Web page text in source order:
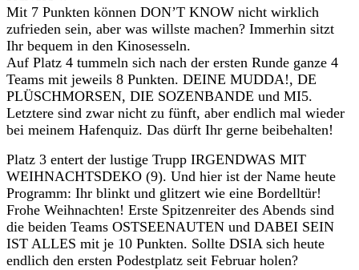
Mit 7 Punkten können DON’T KNOW nicht wirklich
zufrieden sein, aber was willste machen? Immerhin sitzt
Ihr bequem in den Kinosesseln.
Auf Platz 4 tummeln sich nach der ersten Runde ganze 4
Teams mit jeweils 8 Punkten. DEINE MUDDA!, DE
PLÜSCHMORSEN, DIE SOZENBANDE und MI5.
Letztere sind zwar nicht zu fünft, aber endlich mal wieder
bei meinem Hafenquiz. Das dürft Ihr gerne beibehalten!
Platz 3 entert der lustige Trupp IRGENDWAS MIT
WEIHNACHTSDEKO (9). Und hier ist der Name heute
Programm: Ihr blinkt und glitzert wie eine Bordelltür!
Frohe Weihnachten! Erste Spitzenreiter des Abends sind
die beiden Teams OSTSEENAUTEN und DABEI SEIN
IST ALLES mit je 10 Punkten. Sollte DSIA sich heute
endlich den ersten Podestplatz seit Februar holen?